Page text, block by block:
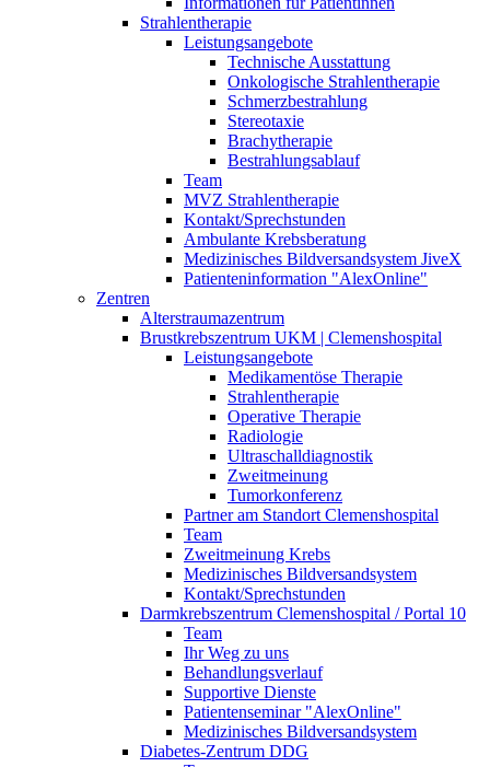
Strahlentherapie
Leistungsangebote
Technische Ausstattung
Onkologische Strahlentherapie
Schmerzbestrahlung
Stereotaxie
Brachytherapie
Bestrahlungsablauf
Team
MVZ Strahlentherapie
Kontakt/Sprechstunden
Ambulante Krebsberatung
Medizinisches Bildversandsystem JiveX
Patienteninformation "AlexOnline"
Zentren
Alterstraumazentrum
Brustkrebszentrum UKM | Clemenshospital
Leistungsangebote
Medikamentöse Therapie
Strahlentherapie
Operative Therapie
Radiologie
Ultraschalldiagnostik
Zweitmeinung
Tumorkonferenz
Partner am Standort Clemenshospital
Team
Zweitmeinung Krebs
Medizinisches Bildversandsystem
Kontakt/Sprechstunden
Darmkrebszentrum Clemenshospital / Portal 10
Team
Ihr Weg zu uns
Behandlungsverlauf
Supportive Dienste
Patientenseminar "AlexOnline"
Medizinisches Bildversandsystem
Diabetes-Zentrum DDG